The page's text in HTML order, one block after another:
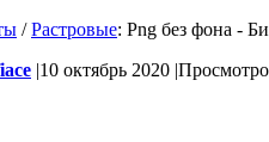
/Растровые: Png без фона -
|10 октябрь 2020 |